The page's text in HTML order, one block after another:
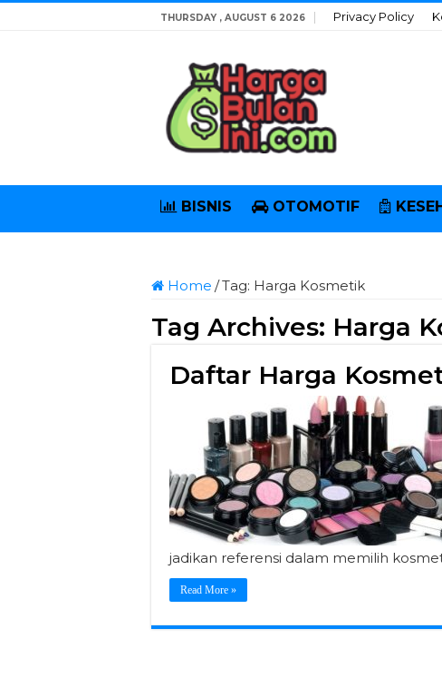
THURSDAY , AUGUST 6 2026 Privacy Policy
BISNIS OTOMOTIF
Home /Tag: Harga Kosmetik
Tag Archives: Harga
Daftar Harga
jadikan referensi dalam memilih
Read More »